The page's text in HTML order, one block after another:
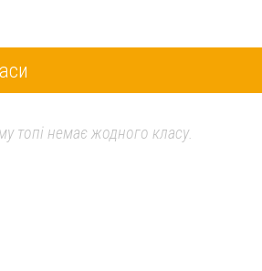
топі немає жодного класу.